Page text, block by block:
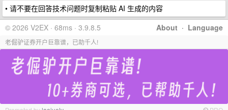
• 请不要在回答技术问题时复制粘贴 AI 生成的内容
About · Language
© 2026 V2EX · 68ms · 3.9.8.5
老倔驴证券开户巨靠谱，已助千人!